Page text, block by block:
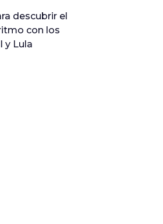
descubrir el
con los
y Lula